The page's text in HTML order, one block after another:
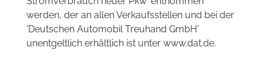
werden, der an allen Verkaufsstellen und bei der
'Deutschen Automobil Treuhand GmbH'
unentgeltlich erhältlich ist unter www.dat.de.